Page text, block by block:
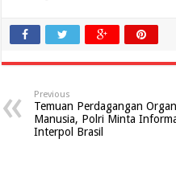
Previous
Temuan Perdagangan Organ
Manusia, Polri Minta
Interpol Brasil